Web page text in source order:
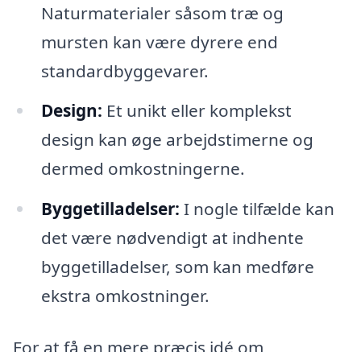
Naturmaterialer såsom træ og
mursten kan være dyrere end
standardbyggevarer.
Design: Et unikt eller komplekst
design kan øge arbejdstimerne og
dermed omkostningerne.
Byggetilladelser: I nogle tilfælde kan
det være nødvendigt at indhente
byggetilladelser, som kan medføre
ekstra omkostninger.
For at få en mere præcis idé om